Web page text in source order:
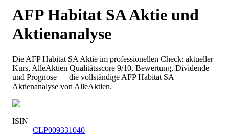
AFP Habitat SAAktie und
Aktienanalyse
Die AFP Habitat SA Aktie im professionellen Check: aktueller
Kurs, AlleAktien Qualitätsscore 9/10, Bewertung, Dividende
und Prognose — die vollständige AFP Habitat SA
Aktienanalyse von AlleAktien.
ISIN
CLP009331040